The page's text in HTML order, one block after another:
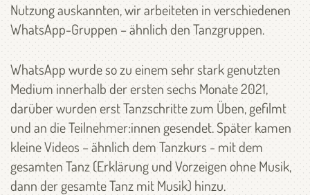
Nutzung auskannten, wir arbeiteten in verschiedenen
WhatsApp-Gruppen – ähnlich den Tanzgruppen.
WhatsApp wurde so zu einem sehr stark genutzten
Medium innerhalb der ersten sechs Monate 2021,
darüber wurden erst Tanzschritte zum Üben, gefilmt
und an die Teilnehmer:innen gesendet. Später kamen
kleine Videos – ähnlich dem Tanzkurs - mit dem
gesamten Tanz (Erklärung und Vorzeigen ohne Musik,
dann der gesamte Tanz mit Musik) hinzu.